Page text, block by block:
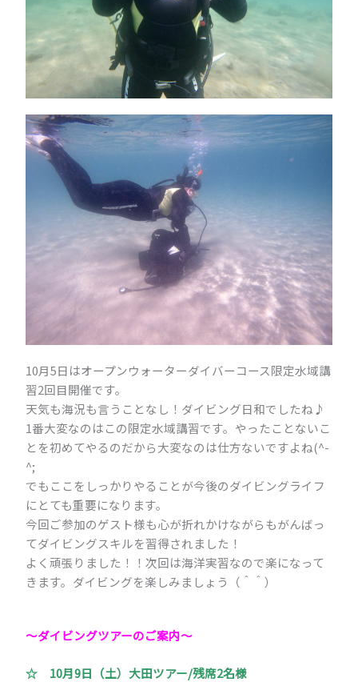
10月5日はオープンウォーターダイバーコース限定水域講
習2回目開催です。
天気も海況も言うことなし！ダイビング日和でしたね♪
1番大変なのはこの限定水域講習です。やったことないこ
とを初めてやるのだから大変なのは仕方ないですよね(^-
^;
でもここをしっかりやることが今後のダイビングライフ
にとても重要になります。
今回ご参加のゲスト様も心が折れかけながらもがんばっ
てダイビングスキルを習得されました！
よく頑張りました！！次回は海洋実習なので楽になって
きます。ダイビングを楽しみましょう（＾＾）
～ダイビングツアーのご案内～
☆ 10月9日（土）大田ツアー/残席2名様